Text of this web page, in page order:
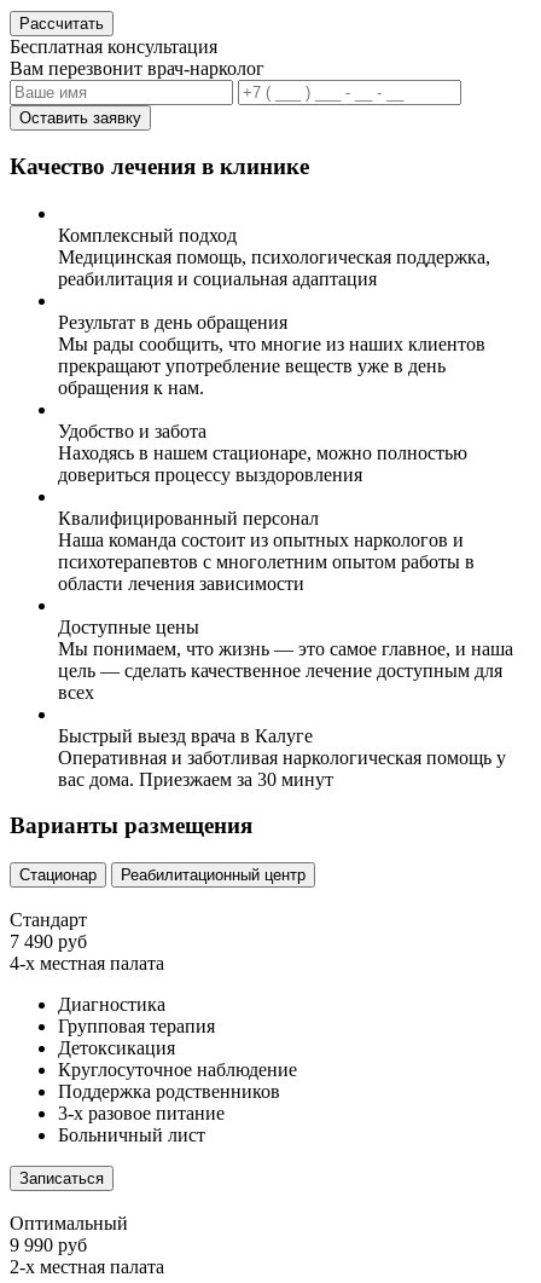
Рассчитать
Бесплатная консультация
Вам перезвонит врач-нарколог
Оставить заявку
Качество лечения в клинике
Комплексный подход
Медицинская помощь, психологическая поддержка,
реабилитация и социальная адаптация
Результат в день обращения
Мы рады сообщить, что многие из наших клиентов
прекращают употребление веществ уже в день
обращения к нам.
Удобство и забота
Находясь в нашем стационаре, можно полностью
довериться процессу выздоровления
Квалифицированный персонал
Наша команда состоит из опытных наркологов и
психотерапевтов с многолетним опытом работы в
области лечения зависимости
Доступные цены
Мы понимаем, что жизнь — это самое главное, и наша
цель — сделать качественное лечение доступным для
всех
Быстрый выезд врача в Калуге
Оперативная и заботливая наркологическая помощь у
вас дома. Приезжаем за 30 минут
Варианты размещения
Стационар Реабилитационный центр
Стандарт
7 490 руб
4-х местная палата
Диагностика
Групповая терапия
Детоксикация
Круглосуточное наблюдение
Поддержка родственников
3-х разовое питание
Больничный лист
Записаться
Оптимальный
9 990 руб
2-х местная палата